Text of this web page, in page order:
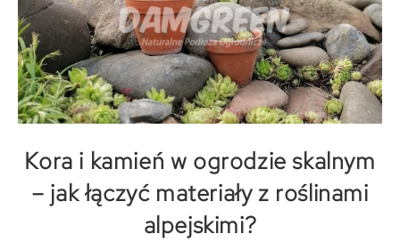
Kora i kamień w ogrodzie skalnym
– jak łączyć materiały z roślinami
alpejskimi?